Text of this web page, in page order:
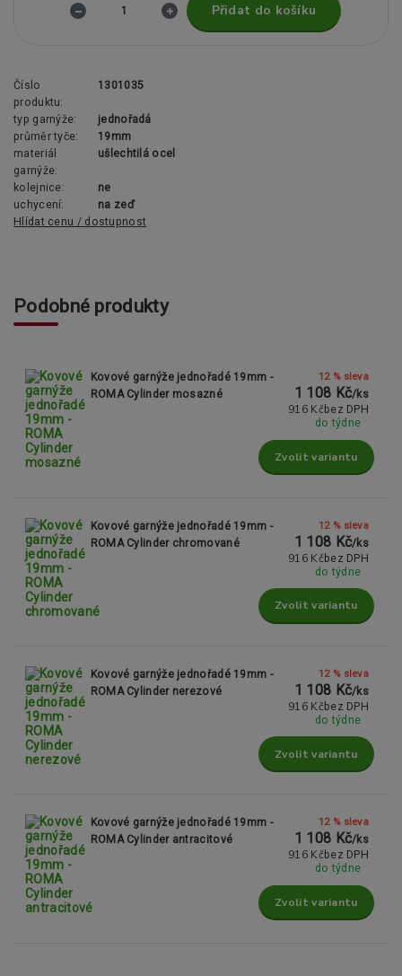
Přidat do košíku
Číslo
produktu:
1301035
typ garnýže:
jednořadá
průměr tyče:
19mm
materiál
garnýže:
ušlechtilá ocel
kolejnice:
ne
uchycení:
na zeď
Hlídat cenu / dostupnost
Podobné produkty
Kovové garnýže jednořadé 19mm -
ROMA Cylinder mosazné
12 % sleva
1 108 Kč/ks
916 Kč bez DPH
do týdne
Zvolit variantu
Kovové garnýže jednořadé 19mm -
ROMA Cylinder chromované
12 % sleva
1 108 Kč/ks
916 Kč bez DPH
do týdne
Zvolit variantu
Kovové garnýže jednořadé 19mm -
ROMA Cylinder nerezové
12 % sleva
1 108 Kč/ks
916 Kč bez DPH
do týdne
Zvolit variantu
Kovové garnýže jednořadé 19mm -
ROMA Cylinder antracitové
12 % sleva
1 108 Kč/ks
916 Kč bez DPH
do týdne
Zvolit variantu